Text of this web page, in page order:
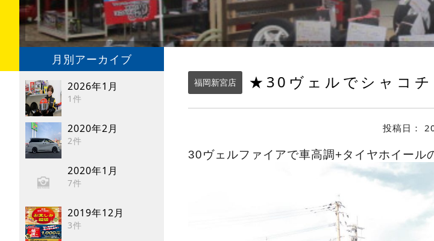
月別アーカイブ
2026年1月
1件
2020年2月
2件
2020年1月
7件
2019年12月
3件
福岡新宮店 ★30ヴェルでシャコ
投稿日：
30ヴェルファイアで車高調+タイヤホイール